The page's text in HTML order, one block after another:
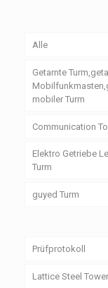
Alle
Getarnte
mobiler Turm
Communication
Elektro Getriebe
Turm
guyed Turm
Prüfprotokoll
Lattice Steel Tower